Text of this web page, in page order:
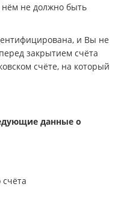
нём не должно быть
и Вы не
закрытием счёта
счёте, на который
данные о